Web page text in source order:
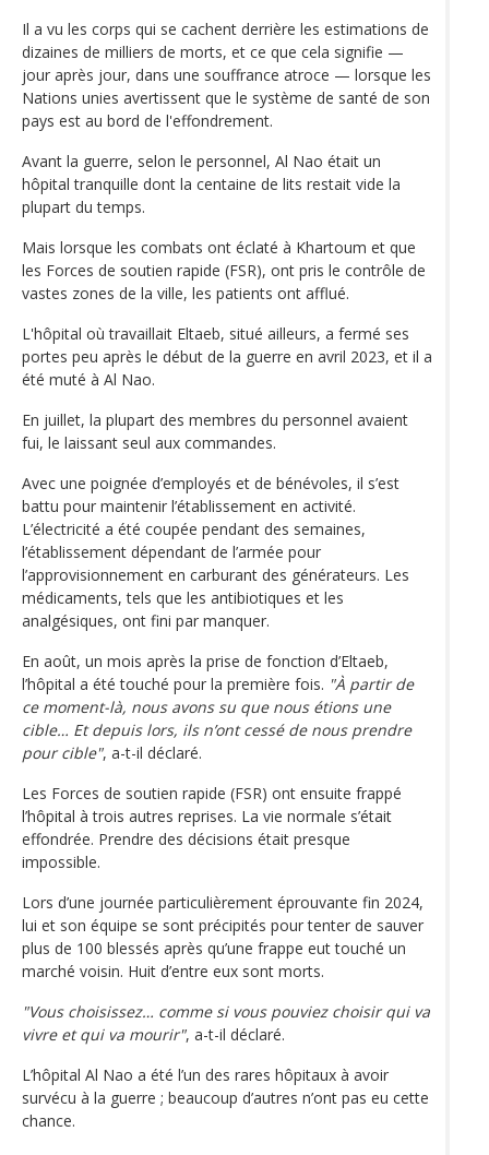
Il a vu les corps qui se cachent derrière les estimations de
dizaines de milliers de morts, et ce que cela signifie —
jour après jour, dans une souffrance atroce — lorsque les
Nations unies avertissent que le système de santé de son
pays est au bord de l'effondrement.
Avant la guerre, selon le personnel, Al Nao était un
hôpital tranquille dont la centaine de lits restait vide la
plupart du temps.
Mais lorsque les combats ont éclaté à Khartoum et que
les Forces de soutien rapide (FSR), ont pris le contrôle de
vastes zones de la ville, les patients ont afflué.
L'hôpital où travaillait Eltaeb, situé ailleurs, a fermé ses
portes peu après le début de la guerre en avril 2023, et il a
été muté à Al Nao.
En juillet, la plupart des membres du personnel avaient
fui, le laissant seul aux commandes.
Avec une poignée d’employés et de bénévoles, il s’est
battu pour maintenir l’établissement en activité.
L’électricité a été coupée pendant des semaines,
l’établissement dépendant de l’armée pour
l’approvisionnement en carburant des générateurs. Les
médicaments, tels que les antibiotiques et les
analgésiques, ont fini par manquer.
En août, un mois après la prise de fonction d’Eltaeb,
l’hôpital a été touché pour la première fois. "À partir de
ce moment-là, nous avons su que nous étions une
cible… Et depuis lors, ils n’ont cessé de nous prendre
pour cible", a-t-il déclaré.
Les Forces de soutien rapide (FSR) ont ensuite frappé
l’hôpital à trois autres reprises. La vie normale s’était
effondrée. Prendre des décisions était presque
impossible.
Lors d’une journée particulièrement éprouvante fin 2024,
lui et son équipe se sont précipités pour tenter de sauver
plus de 100 blessés après qu’une frappe eut touché un
marché voisin. Huit d’entre eux sont morts.
"Vous choisissez… comme si vous pouviez choisir qui va
vivre et qui va mourir", a-t-il déclaré.
L’hôpital Al Nao a été l’un des rares hôpitaux à avoir
survécu à la guerre ; beaucoup d’autres n’ont pas eu cette
chance.